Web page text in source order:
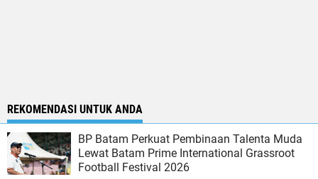
REKOMENDASI UNTUK ANDA
BP Batam Perkuat Pembinaan Talenta Muda
Lewat Batam Prime International Grassroot
Football Festival 2026